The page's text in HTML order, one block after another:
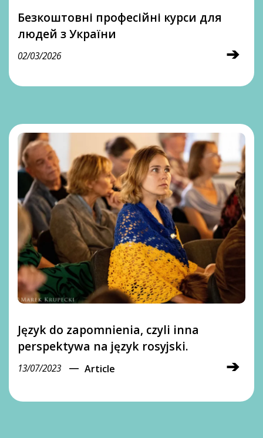
Безкоштовні професійні курси для
людей з України
➔
02/03/2026
Język do zapomnienia, czyli inna
perspektywa na język rosyjski.
➔
13/07/2023 ― Article